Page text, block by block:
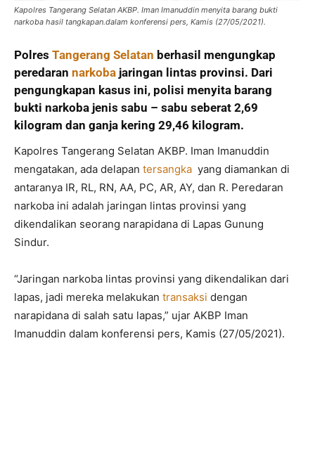
Kapolres Tangerang Selatan AKBP. Iman Imanuddin menyita barang bukti
narkoba hasil tangkapan.dalam konferensi pers, Kamis (27/05/2021).
Polres Tangerang Selatan berhasil mengungkap
peredaran narkoba jaringan lintas provinsi. Dari
pengungkapan kasus ini, polisi menyita barang
bukti narkoba jenis sabu – sabu seberat 2,69
kilogram dan ganja kering 29,46 kilogram.
Kapolres Tangerang Selatan AKBP. Iman Imanuddin
mengatakan, ada delapan tersangka yang diamankan di
antaranya IR, RL, RN, AA, PC, AR, AY, dan R. Peredaran
narkoba ini adalah jaringan lintas provinsi yang
dikendalikan seorang narapidana di Lapas Gunung
Sindur.
“Jaringan narkoba lintas provinsi yang dikendalikan dari
lapas, jadi mereka melakukan transaksi dengan
narapidana di salah satu lapas,” ujar AKBP Iman
Imanuddin dalam konferensi pers, Kamis (27/05/2021).